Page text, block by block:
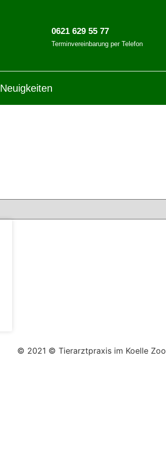
0621 629 55 77
Terminvereinbarung per Telefon
Neuigkeiten
© 2021 © Tierarztpraxis im Koelle Zoo